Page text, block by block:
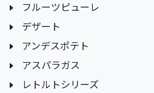
フルーツピューレ
デザート
アンデスポテト
アスパラガス
レトルトシリーズ